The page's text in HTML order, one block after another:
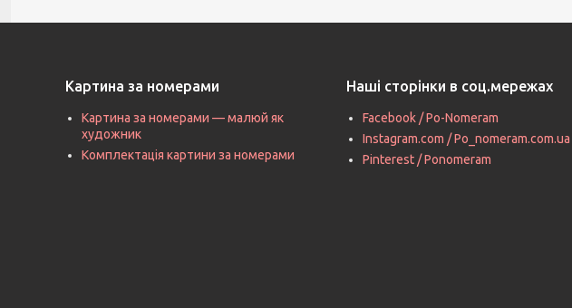
Картина за номерами
Картина за номерами — малюй як
художник
Комплектація картини за номерами
Наші сторінки в соц.мережах
Facebook / Po-Nomeram
Instagram.com / Po_nomeram.com.ua
Pinterest / Ponomeram